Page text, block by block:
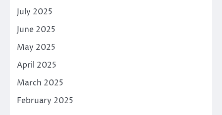
July 2025
June 2025
May 2025
April 2025
March 2025
February 2025